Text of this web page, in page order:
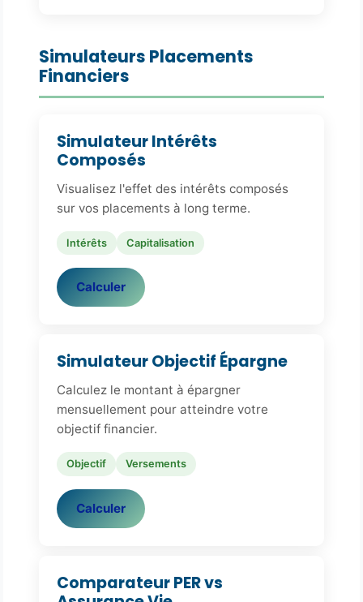
Simulateurs Placements
Financiers
Simulateur Intérêts
Composés
Visualisez l'effet des intérêts composés
sur vos placements à long terme.
Intérêts Capitalisation
Calculer
Simulateur Objectif Épargne
Calculez le montant à épargner
mensuellement pour atteindre votre
objectif financier.
Objectif Versements
Calculer
Comparateur PER vs